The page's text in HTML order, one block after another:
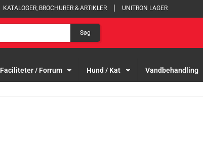
KATALOGER, BROCHURER & ARTIKLER UNITRON LAGER
Søg
Faciliteter / Forrum Hund / Kat Vandbehandling